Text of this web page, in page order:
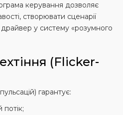
керування дозволяє
створювати сценарії
драйвер у систему «розумного
(Flicker-
гарантує:
потік;